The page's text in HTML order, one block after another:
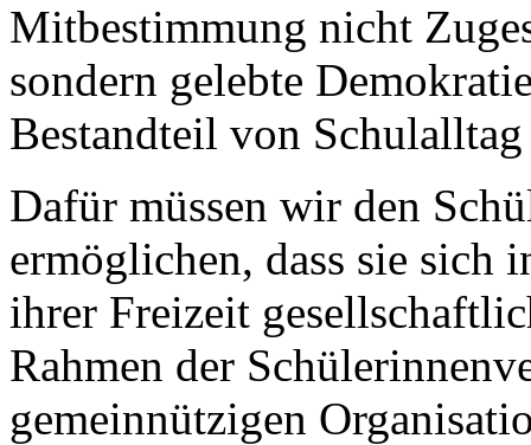
Mitbestimmung nicht
sondern gelebte
Bestandteil von
Dafür müssen wir den
ermöglichen, dass sie sich
ihrer Freizeit
Rahmen der
gemeinnützigen